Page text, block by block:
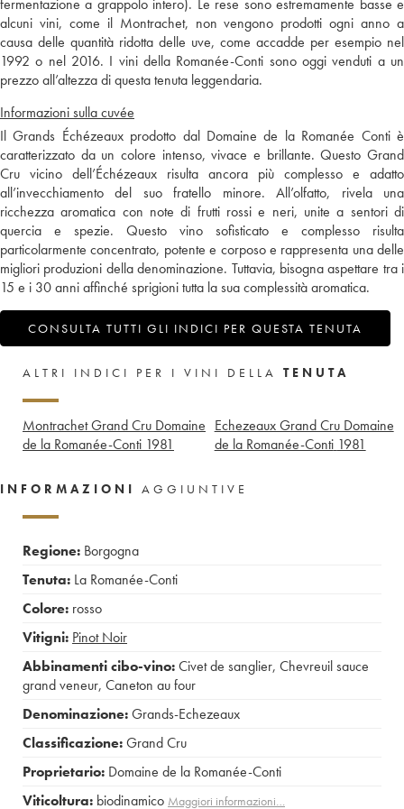
fermentazione a grappolo intero). Le rese sono estremamente basse e
alcuni vini, come il Montrachet, non vengono prodotti ogni anno a
causa delle quantità ridotta delle uve, come accadde per esempio nel
1992 o nel 2016. I vini della Romanée-Conti sono oggi venduti a un
prezzo all’altezza di questa tenuta leggendaria.
Informazioni sulla cuvée
Il Grands Échézeaux prodotto dal Domaine de la Romanée Conti è
caratterizzato da un colore intenso, vivace e brillante. Questo Grand
Cru vicino dell’Échézeaux risulta ancora più complesso e adatto
all’invecchiamento del suo fratello minore. All’olfatto, rivela una
ricchezza aromatica con note di frutti rossi e neri, unite a sentori di
quercia e spezie. Questo vino sofisticato e complesso risulta
particolarmente concentrato, potente e corposo e rappresenta una delle
migliori produzioni della denominazione. Tuttavia, bisogna aspettare tra i
15 e i 30 anni affinché sprigioni tutta la sua complessità aromatica.
CONSULTA TUTTI GLI INDICI PER QUESTA TENUTA
ALTRI INDICI PER I VINI DELLA TENUTA
Montrachet Grand Cru Domaine
de la Romanée-Conti 1981
Echezeaux Grand Cru Domaine
de la Romanée-Conti 1981
INFORMAZIONI AGGIUNTIVE
Regione: Borgogna
Tenuta: La Romanée-Conti
Colore: rosso
Vitigni: Pinot Noir
Abbinamenti cibo-vino:Civet de sanglier, Chevreuil sauce
grand veneur, Caneton au four
Denominazione:Grands-Echezeaux
Classificazione:Grand Cru
Proprietario: Domaine de la Romanée-Conti
Viticoltura: biodinamico Maggiori informazioni…